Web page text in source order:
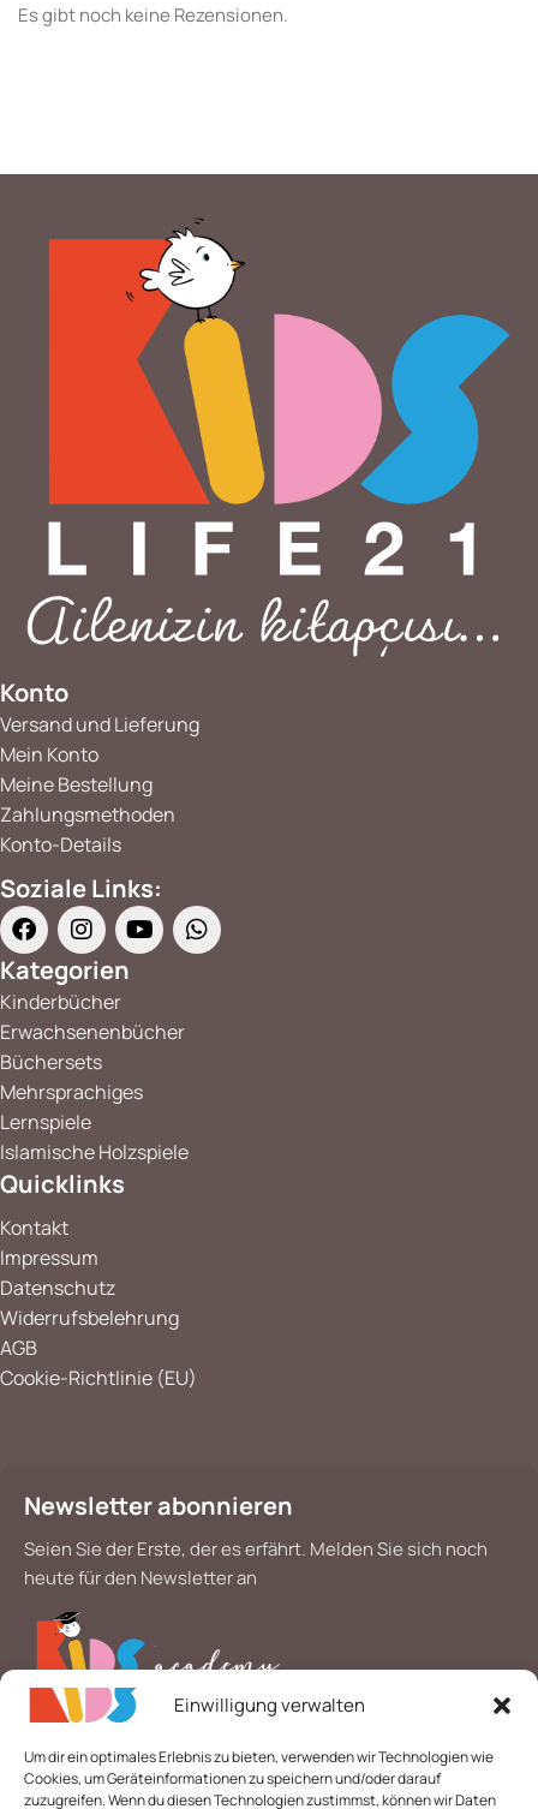
Einwilligung verwalten
Um dir ein optimales Erlebnis zu bieten, verwenden wir Technologien wie
Cookies, um Geräteinformationen zu speichern und/oder darauf
zuzugreifen. Wenn du diesen Technologien zustimmst, können wir Daten
Es gibt noch keine Rezensionen.
Konto
Versand und Lieferung
Mein Konto
Meine Bestellung
Zahlungsmethoden
Konto-Details
Soziale Links:
Kategorien
Kinderbücher
Erwachsenenbücher
Büchersets
Mehrsprachiges
Lernspiele
Islamische Holzspiele
Quicklinks
Kontakt
Impressum
Datenschutz
Widerrufsbelehrung
AGB
Cookie-Richtlinie (EU)
Newsletter abonnieren
Seien Sie der Erste, der es erfährt. Melden Sie sich noch
heute für den Newsletter an
E-Mail*